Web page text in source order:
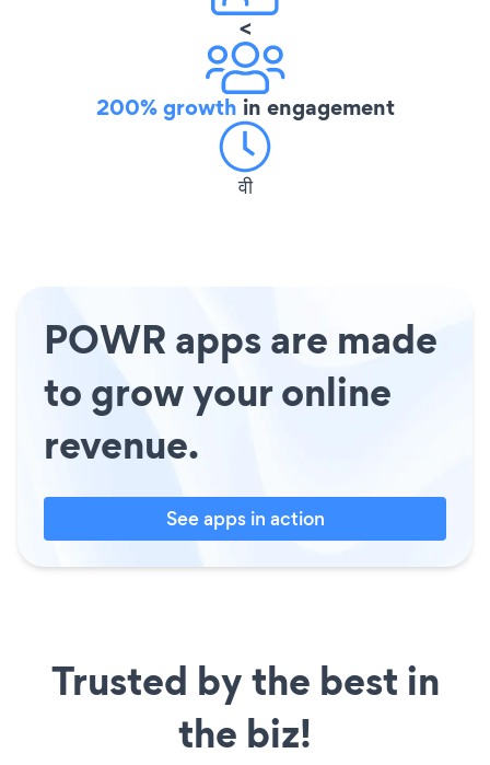
<
200% growth in engagement
वी
POWR apps are made
to grow your online
revenue.
See apps in action
Trusted by the best in
the biz!